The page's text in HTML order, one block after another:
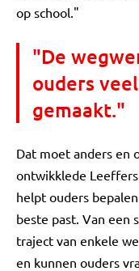
op school."
"De
ouders
gemaakt."
Dat moet anders en
ontwikklede Leeffers
helpt ouders
beste past. Van een
traject van enkele
en kunnen ouders